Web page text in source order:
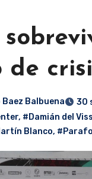
de
Balbuena
30
, #Damián del
Blanco,